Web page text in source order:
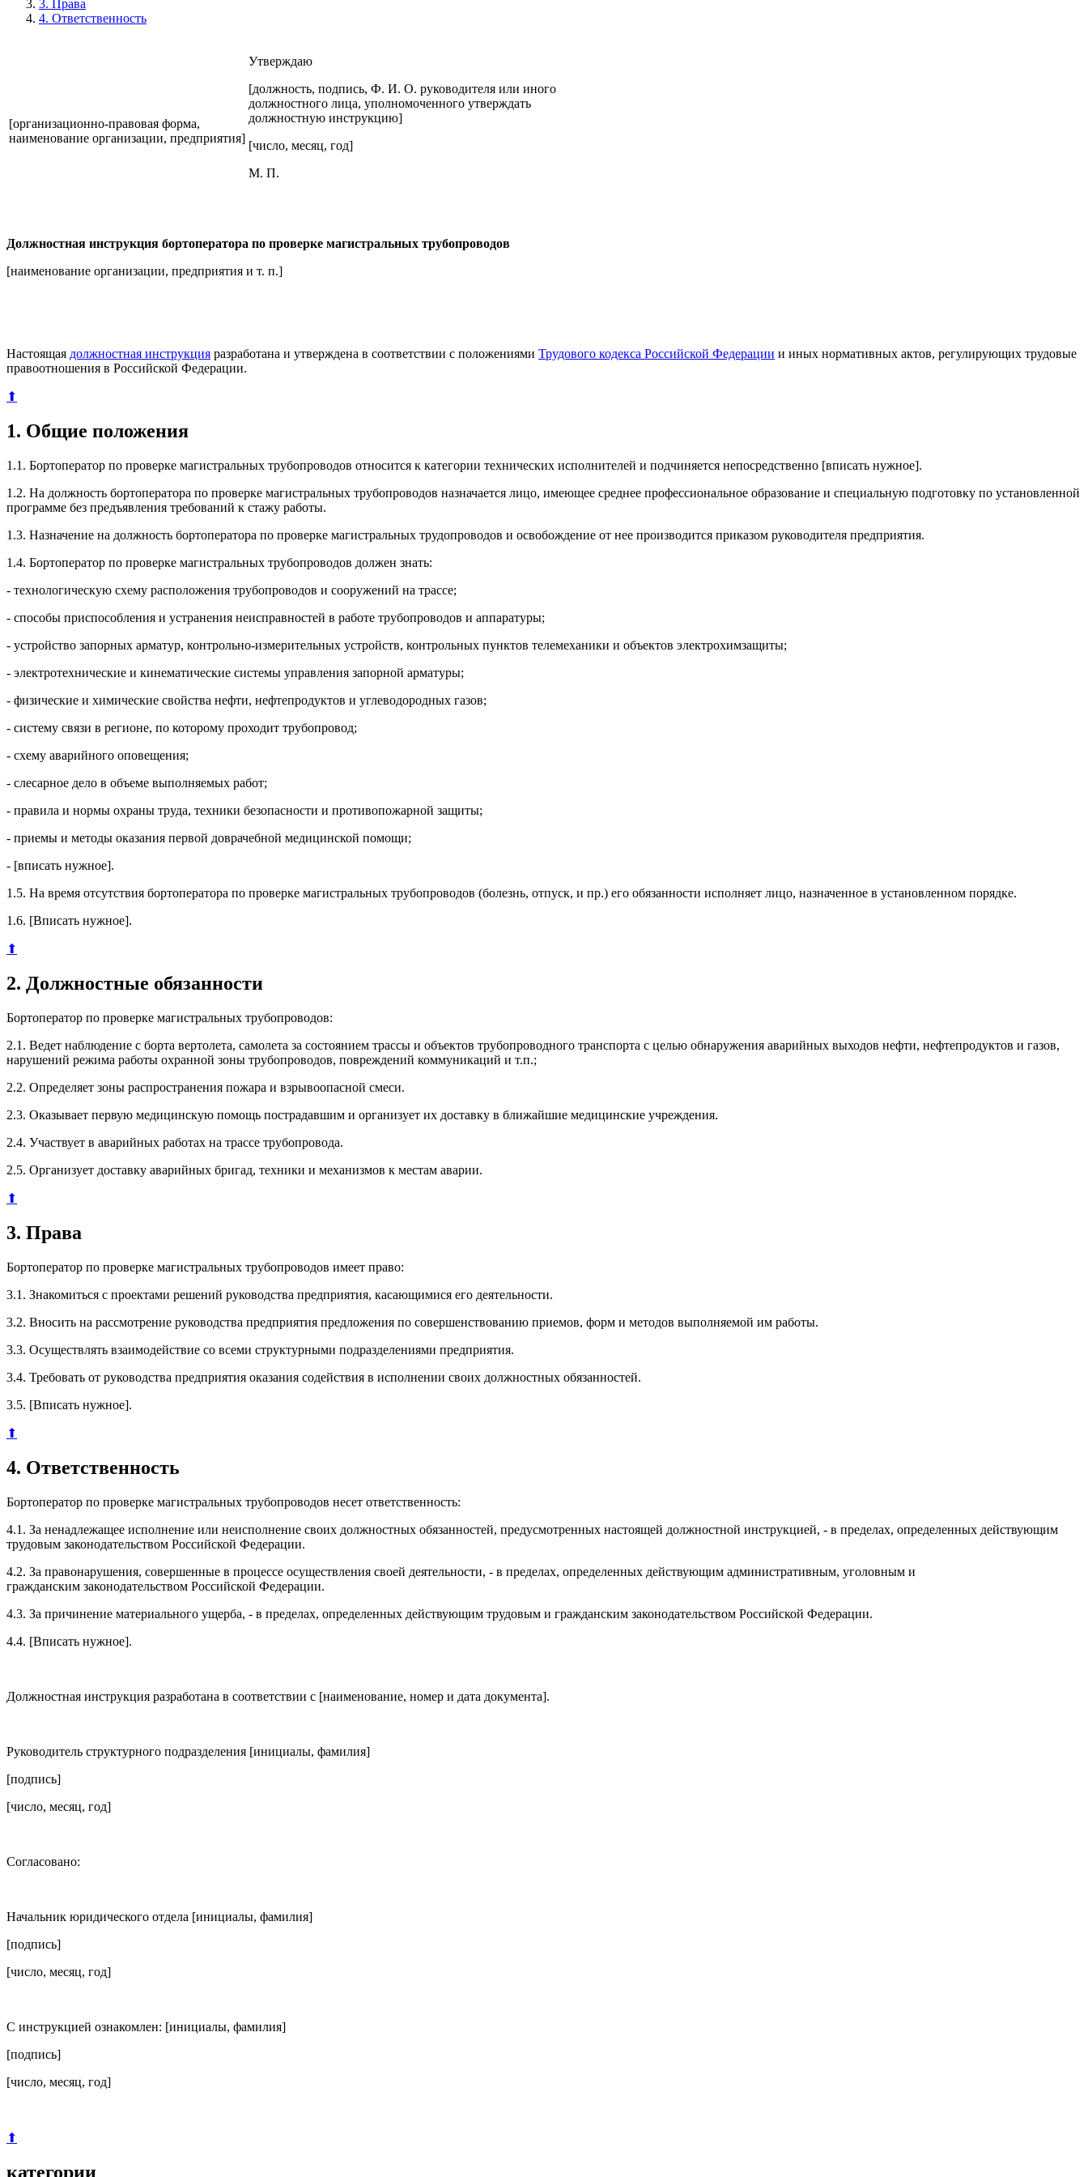
3. Права
4. Ответственность
[организационно-правовая форма,
наименование организации, предприятия]
Утверждаю
[должность, подпись, Ф. И. О. руководителя или иного
должностного лица, уполномоченного утверждать
должностную инструкцию]
[число, месяц, год]
М. П.
Должностная инструкция бортоператора по проверке магистральных трубопроводов
[наименование организации, предприятия и т. п.]
Настоящая должностная инструкция разработана и утверждена в соответствии с положениями Трудового кодекса Российской Федерации и иных нормативных актов, регулирующих трудовые
правоотношения в Российской Федерации.
⬆
1. Общие положения
1.1. Бортоператор по проверке магистральных трубопроводов относится к категории технических исполнителей и подчиняется непосредственно [вписать нужное].
1.2. На должность бортоператора по проверке магистральных трубопроводов назначается лицо, имеющее среднее профессиональное образование и специальную подготовку по установленной
программе без предъявления требований к стажу работы.
1.3. Назначение на должность бортоператора по проверке магистральных трудопроводов и освобождение от нее производится приказом руководителя предприятия.
1.4. Бортоператор по проверке магистральных трубопроводов должен знать:
- технологическую схему расположения трубопроводов и сооружений на трассе;
- способы приспособления и устранения неисправностей в работе трубопроводов и аппаратуры;
- устройство запорных арматур, контрольно-измерительных устройств, контрольных пунктов телемеханики и объектов электрохимзащиты;
- электротехнические и кинематические системы управления запорной арматуры;
- физические и химические свойства нефти, нефтепродуктов и углеводородных газов;
- систему связи в регионе, по которому проходит трубопровод;
- схему аварийного оповещения;
- слесарное дело в объеме выполняемых работ;
- правила и нормы охраны труда, техники безопасности и противопожарной защиты;
- приемы и методы оказания первой доврачебной медицинской помощи;
- [вписать нужное].
1.5. На время отсутствия бортоператора по проверке магистральных трубопроводов (болезнь, отпуск, и пр.) его обязанности исполняет лицо, назначенное в установленном порядке.
1.6. [Вписать нужное].
⬆
2. Должностные обязанности
Бортоператор по проверке магистральных трубопроводов:
2.1. Ведет наблюдение с борта вертолета, самолета за состоянием трассы и объектов трубопроводного транспорта с целью обнаружения аварийных выходов нефти, нефтепродуктов и газов,
нарушений режима работы охранной зоны трубопроводов, повреждений коммуникаций и т.п.;
2.2. Определяет зоны распространения пожара и взрывоопасной смеси.
2.3. Оказывает первую медицинскую помощь пострадавшим и организует их доставку в ближайшие медицинские учреждения.
2.4. Участвует в аварийных работах на трассе трубопровода.
2.5. Организует доставку аварийных бригад, техники и механизмов к местам аварии.
⬆
3. Права
Бортоператор по проверке магистральных трубопроводов имеет право:
3.1. Знакомиться с проектами решений руководства предприятия, касающимися его деятельности.
3.2. Вносить на рассмотрение руководства предприятия предложения по совершенствованию приемов, форм и методов выполняемой им работы.
3.3. Осуществлять взаимодействие со всеми структурными подразделениями предприятия.
3.4. Требовать от руководства предприятия оказания содействия в исполнении своих должностных обязанностей.
3.5. [Вписать нужное].
⬆
4. Ответственность
Бортоператор по проверке магистральных трубопроводов несет ответственность:
4.1. За ненадлежащее исполнение или неисполнение своих должностных обязанностей, предусмотренных настоящей должностной инструкцией, - в пределах, определенных действующим
трудовым законодательством Российской Федерации.
4.2. За правонарушения, совершенные в процессе осуществления своей деятельности, - в пределах, определенных действующим административным, уголовным и
гражданским законодательством Российской Федерации.
4.3. За причинение материального ущерба, - в пределах, определенных действующим трудовым и гражданским законодательством Российской Федерации.
4.4. [Вписать нужное].
Должностная инструкция разработана в соответствии с [наименование, номер и дата документа].
Руководитель структурного подразделения [инициалы, фамилия]
[подпись]
[число, месяц, год]
Согласовано:
Начальник юридического отдела [инициалы, фамилия]
[подпись]
[число, месяц, год]
С инструкцией ознакомлен: [инициалы, фамилия]
[подпись]
[число, месяц, год]
⬆
категории